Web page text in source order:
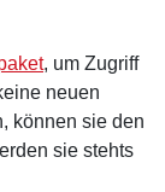
, um Zugriff
neuen
können sie den
sie stehts